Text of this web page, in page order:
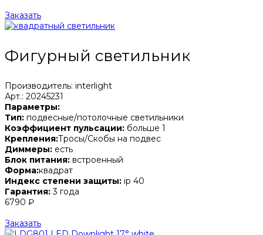
Заказать
Фигурный светильник
Производитель: interlight
Арт.: 20245231
Параметры:
Тип: подвесные/потолочные светильники
Коэффициент пульсации: больше 1
Крепления:Тросы/Скобы на подвес
Диммеры: есть
Блок питания: встроенный
Форма:квадрат
Индекс степени защиты: ip 40
Гарантия:3 года
6790 ₽
Заказать